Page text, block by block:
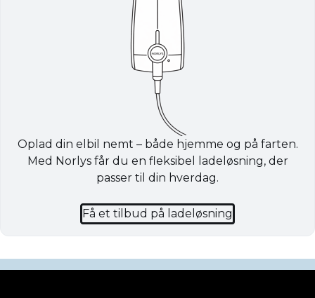
Oplad din elbil nemt – både hjemme og på farten.
Med Norlys får du en fleksibel ladeløsning, der
passer til din hverdag.
Få et tilbud på ladeløsning